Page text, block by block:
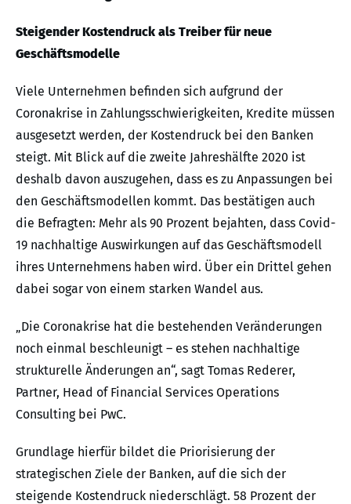
Steigender Kostendruck als Treiber für neue
Geschäftsmodelle
Viele Unternehmen befinden sich aufgrund der
Coronakrise in Zahlungsschwierigkeiten, Kredite müssen
ausgesetzt werden, der Kostendruck bei den Banken
steigt. Mit Blick auf die zweite Jahreshälfte 2020 ist
deshalb davon auszugehen, dass es zu Anpassungen bei
den Geschäftsmodellen kommt. Das bestätigen auch
die Befragten: Mehr als 90 Prozent bejahten, dass Covid-
19 nachhaltige Auswirkungen auf das Geschäftsmodell
ihres Unternehmens haben wird. Über ein Drittel gehen
dabei sogar von einem starken Wandel aus.
„Die Coronakrise hat die bestehenden Veränderungen
noch einmal beschleunigt – es stehen nachhaltige
strukturelle Änderungen an“, sagt Tomas Rederer,
Partner, Head of Financial Services Operations
Consulting bei PwC.
Grundlage hierfür bildet die Priorisierung der
strategischen Ziele der Banken, auf die sich der
steigende Kostendruck niederschlägt. 58 Prozent der